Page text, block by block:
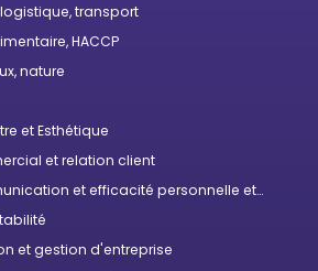
transport
HACCP
nature
et Esthétique
et relation client
et efficacité personnelle et
et gestion d'entreprise